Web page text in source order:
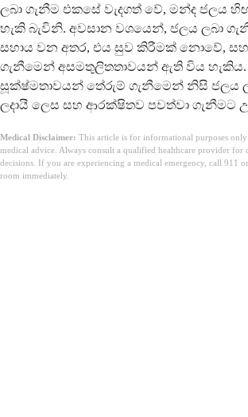
ලබා ගැනීම එකසේ වැදගත් වේ, මන්ද ජලය
හැකි බැවිනි. අවසාන වශයෙන්, ජලය ලබා
සහාය වන අතර, එය සුව කිරීමක් නොවේ,
ගැනීමෙන් අසමතුලිතතාවයන් ඇති විය
සූක්ෂ්මතාවයන් තේරුම් ගැනීමෙන් නිසි ජලය
ලදායී ලෙස සහ ආරක්ෂිතව පවත්වා ගැනීමට
Medical Disclaimer: This article is for informational purposes
medical advice. Always consult a qualified healthcare provider for
decisions. If you are experiencing a medical emergency, call 911
room immediately.